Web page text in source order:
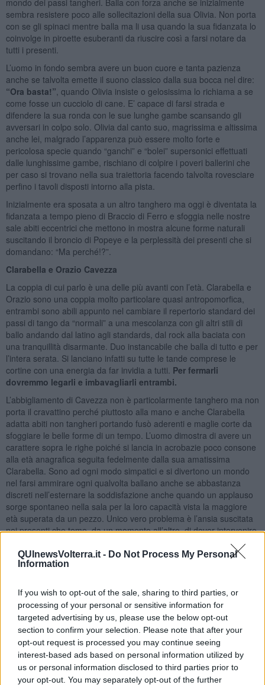
QUInewsVolterra.it - Do Not Process My Personal
Information
If you wish to opt-out of the sale, sharing to third parties, or
processing of your personal or sensitive information for
targeted advertising by us, please use the below opt-out
section to confirm your selection. Please note that after your
opt-out request is processed you may continue seeing
interest-based ads based on personal information utilized by
us or personal information disclosed to third parties prior to
your opt-out. You may separately opt-out of the further
sembra resistere poco alle sollecitazioni della sua Olivia. Non porta
con se gli spinaci mentre balla ma li usa quando la sua fidanzata lo
coinvolge in piroette esuberanti da riuscire così a farsi notare da
tutti i presenti.
L’uomo in fondo sembra avere un buon cuore e tanta pazienza
anche se talvolta emette il suono classico dalla sua bocca nel dire:
“Ora basta!” , quando Olivia insiste o gelosissima lo richiama a se
come fosse un cucciolo di cane. E’ capace di farsi strada e
difendere la sua ronda con le sue lunghe gambe scansando gli
avversari in colpo solo. Olivia dal canto suo, magrissima e altissima
anche lei, malgrado l’apparenza può essere molto forte e
pericolosa specie quando “ganchi” e “bolei” supersonici effettuati
dalle lunghissime gambe, rischiano di colpire i poveri ballerini che
per caso si trovano nella sua traiettoria facendo talvolta rovesciare
perfino i tavoli disposti intorno alla pista.
Inizialmente era sposata a un altro tanghero ma oggi è diventata la
fidanzata a tempo pieno di Braccio di Ferro e sfoggia nelle nostre
sale abiti eccentrici che mettono in mostra alcune forme naturali
suscitando il broncio di Popeye e la perplessità dei presenti che si
domandano: “Ma perché!?”.
Clarabella e Orazio Cavezza
La coppia di cui parlo è una delle più avanti con l’età. Clarabella e
Orazio sono una coppia molto particolare quasi antropomorfica,
entrambi sono abili appunto nel cambiare il repertorio standard dei
passi di tango da “normali” a una mescolanza con gli altri stili di
ballo andando dal latino agli standards, dal rock alla baciata con
una tranquillità disarmante. Duo instancabile che balla di tutto e per
l’intera serata. Si lanciano infatti su tutte le tande comprese le
cortine con una energia da far invidia a tutti. Per fermarli
dovremmo legarli e imbavagliarli entrambi.
L’abbigliamento di Cavezza non è particolarmente tanghero ma non
porta il cravattino perché piuttosto alla mano e anche Clarabella
adatta abiti non tangheri portando fusò aderenti e maglie corte da
sfoggiare le belle forme di un tempo. L’uomo dimostra di avere un
carattere sopra le righe poiché si lancia in acrobazie poco consone
alla età anagrafica seguita fedelmente dalla sua amatissima
Clarabella. Sono ad ogni modo simpatici e si divertono un mondo
nel farsi ammirare ogni qualvolta ballano anche se abbastanza
discreti nell’esternare la soddisfazione anche quando un applauso
sorge spontaneo nella sala per la loro capacità vista la maggiore
età superata da un pezzo. Unico vero problema è l’ansia suscitata
nei presenti che teme, da un momento all’altro, di dover intervenire
per soccorrere la coppia caduta a causa dei funambolismi effettuati.
Maria Caruso
Se vuoi leggere le notizie principali della Toscana iscriviti alla
Newsletter QUInews - ToscanaMedia.Arriva gratis tutti i giorni
alle 20:00 direttamente nella tua casella di posta.
Basta cliccareQUI